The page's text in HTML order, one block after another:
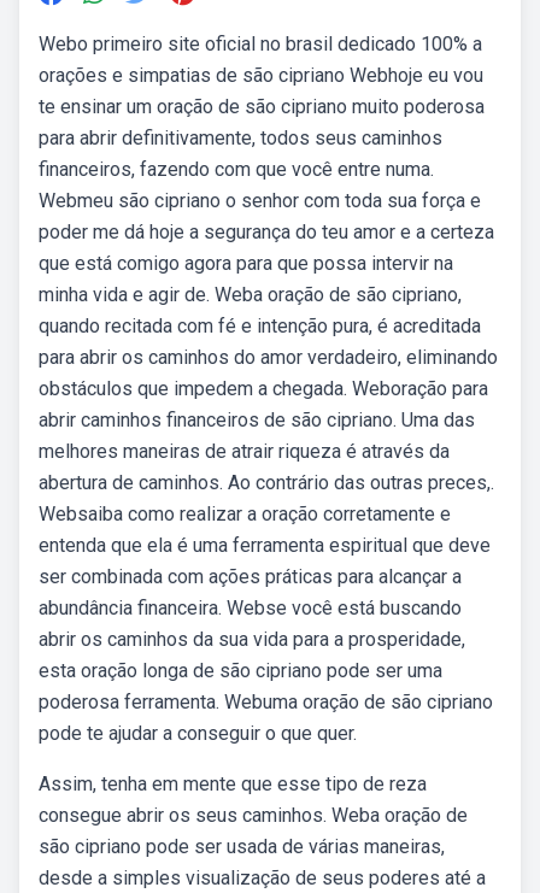
Webo primeiro site oficial no brasil dedicado 100% a
orações e simpatias de são cipriano Webhoje eu vou
te ensinar um oração de são cipriano muito poderosa
para abrir definitivamente, todos seus caminhos
financeiros, fazendo com que você entre numa.
Webmeu são cipriano o senhor com toda sua força e
poder me dá hoje a segurança do teu amor e a certeza
que está comigo agora para que possa intervir na
minha vida e agir de. Weba oração de são cipriano,
quando recitada com fé e intenção pura, é acreditada
para abrir os caminhos do amor verdadeiro, eliminando
obstáculos que impedem a chegada. Weboração para
abrir caminhos financeiros de são cipriano. Uma das
melhores maneiras de atrair riqueza é através da
abertura de caminhos. Ao contrário das outras preces,.
Websaiba como realizar a oração corretamente e
entenda que ela é uma ferramenta espiritual que deve
ser combinada com ações práticas para alcançar a
abundância financeira. Webse você está buscando
abrir os caminhos da sua vida para a prosperidade,
esta oração longa de são cipriano pode ser uma
poderosa ferramenta. Webuma oração de são cipriano
pode te ajudar a conseguir o que quer.
Assim, tenha em mente que esse tipo de reza
consegue abrir os seus caminhos. Weba oração de
são cipriano pode ser usada de várias maneiras,
desde a simples visualização de seus poderes até a